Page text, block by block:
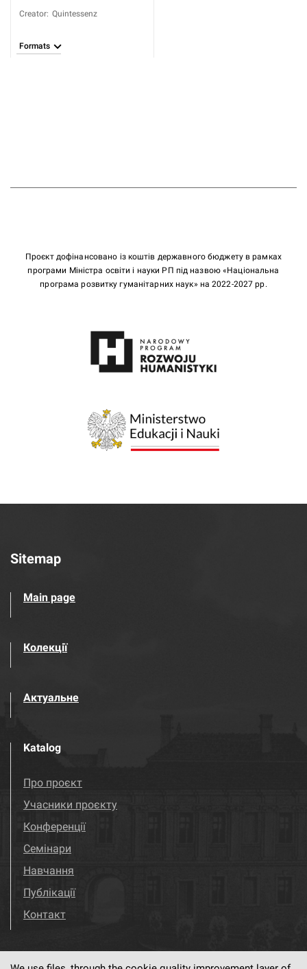
Creator: Quintessenz
Formats
Проєкт дофінансовано із коштів державного бюджету в рамках
програми Міністра освіти і науки РП під назвою «Національна
програма розвитку гуманітарних наук» на 2022-2027 рр.
Sitemap
Main page
Колекції
Актуальне
Katalog
Про проєкт
Учасники проєкту
Конференції
Семінари
Навчання
Публікації
Контакт